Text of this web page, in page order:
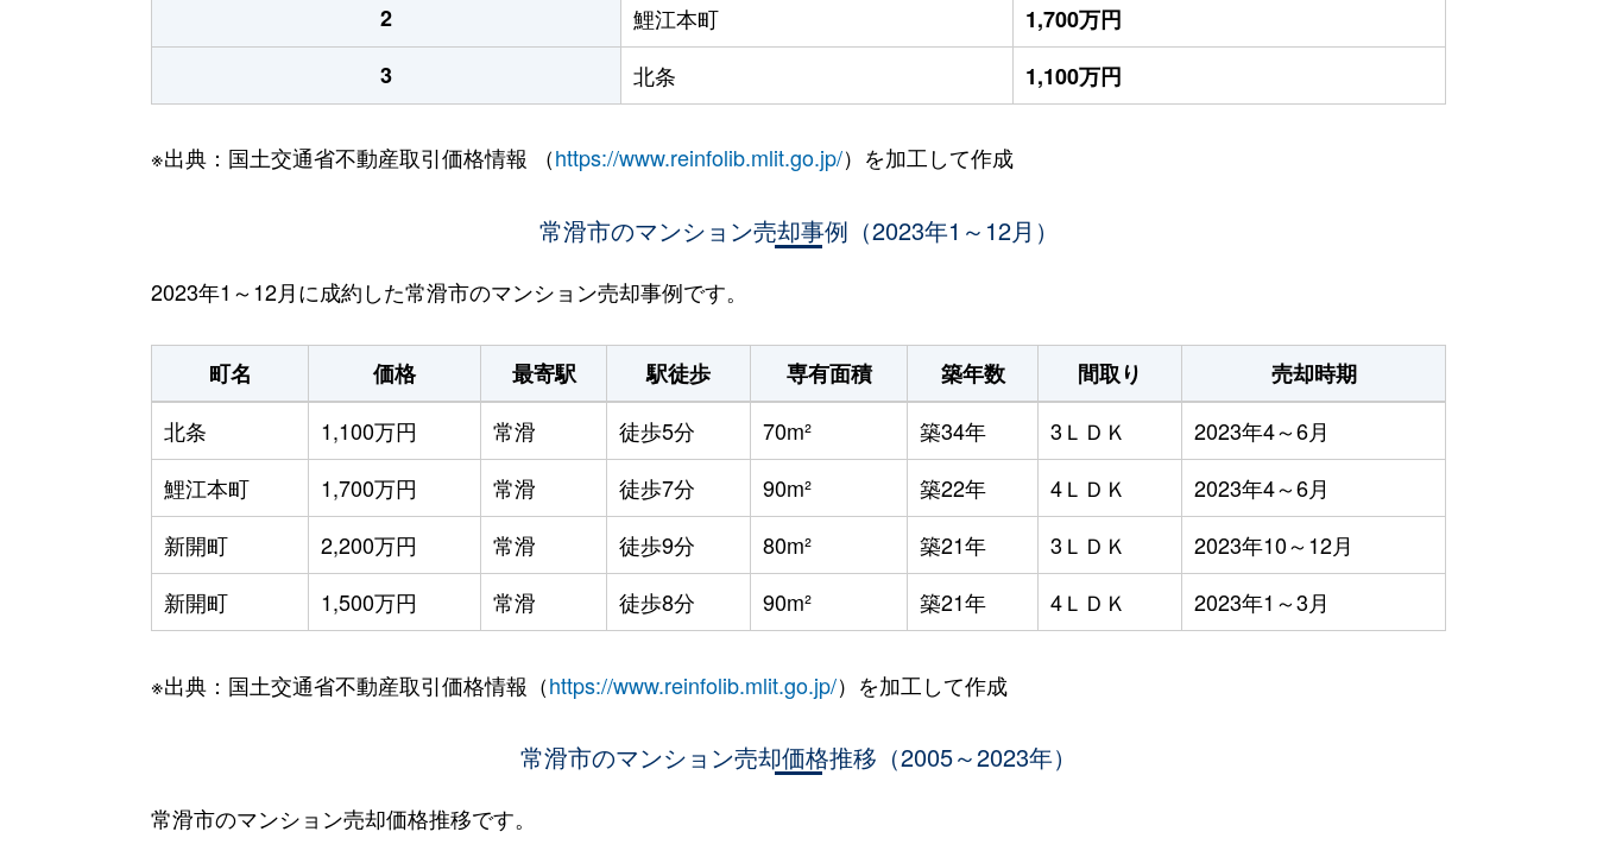
2
鯉江本町
1,700万円
3
北条 1,100万円
※出典：国土交通省不動産取引価格情報 （https://www.reinfolib.mlit.go.jp/）を加工して作成
常滑市のマンション売却事例（2023年1～12月）
2023年1～12月に成約した常滑市のマンション売却事例です。
町名 価格 最寄駅 駅徒歩 専有面積 築年数 間取り
売却時期
北条
1,100万円 常滑 徒歩5分 70m² 築34年 3ＬＤＫ
2023年4～6月
鯉江本町
1,700万円 常滑 徒歩7分 90m² 築22年 4ＬＤＫ
2023年4～6月
新開町
2,200万円 常滑 徒歩9分 80m² 築21年 3ＬＤＫ
2023年10～12月
新開町
1,500万円 常滑 徒歩8分 90m² 築21年 4ＬＤＫ 2023年1～3月
※出典：国土交通省不動産取引価格情報（https://www.reinfolib.mlit.go.jp/）を加工して作成
常滑市のマンション売却価格推移（2005～2023年）
常滑市のマンション売却価格推移です。